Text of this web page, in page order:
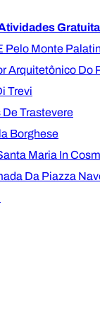
Pelo Monte
Arquitetônico Do
Trevi
Trastevere
Borghese
Maria In
Da Piazza